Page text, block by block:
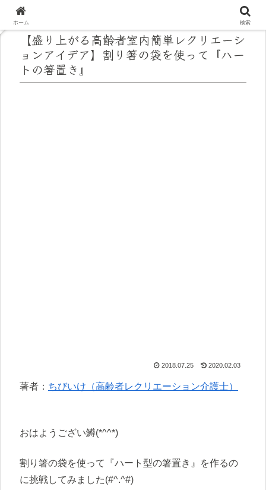
【盛り上がる高齢者室内簡単レクリエーシ
ョンアイデア】割り箸の袋を使って『ハー
トの箸置き』
2018.07.25 2020.02.03
著者： ちびいけ（高齢者レクリエーション介護士）
おはようござい鱒(*^^*)
割り箸の袋を使って『ハート型の箸置き』を作るの
に挑戦してみました(#^.^#)
ホーム 検索